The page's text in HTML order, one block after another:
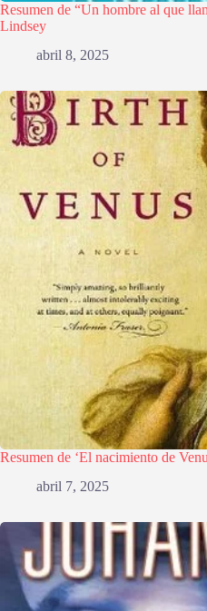
Resumen de “Un hombre al que
Lindsey
abril 8, 2025
Resumen de ‘El nacimiento de
abril 7, 2025